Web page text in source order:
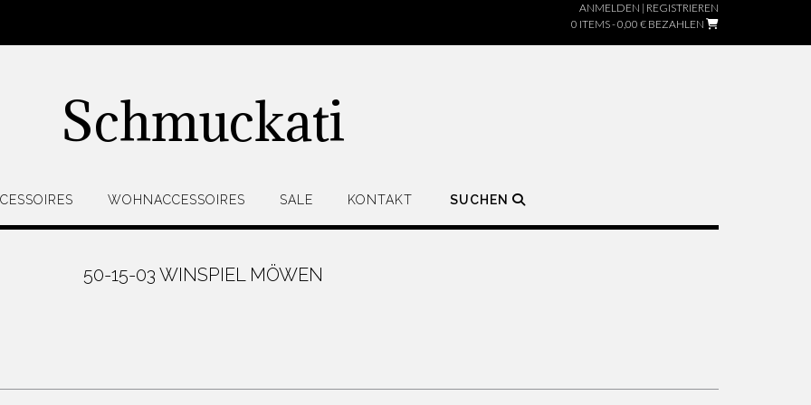
ANMELDEN | REGISTRIEREN
0 ITEMS - 0,00 € BEZAHLEN
Schmuckati
WOHNACCESSOIRES SALE KONTAKT SUCHEN
50-15-03 WINSPIEL MÖWEN